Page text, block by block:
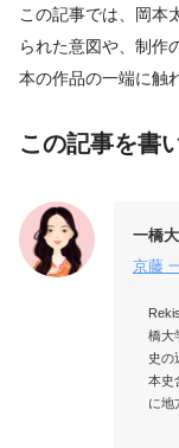
この記事では、岡本
られた意図や、制作
本の作品の一端に触
この記事を書
一橋
京藤
橋大
史の
本史
に地